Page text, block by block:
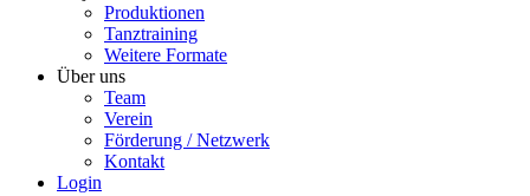
Produktionen
Tanztraining
Weitere Formate
Über uns
Team
Verein
Förderung / Netzwerk
Kontakt
Login